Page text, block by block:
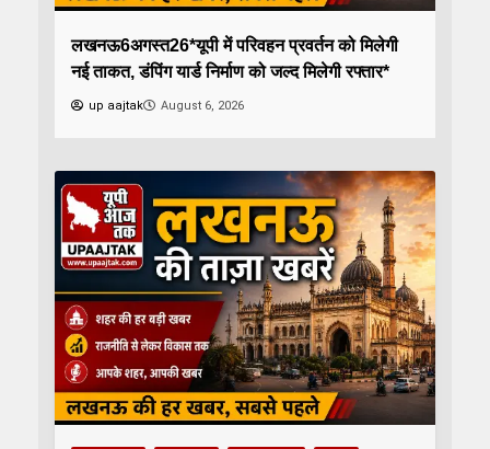
लखनऊ6अगस्त26*यूपी में परिवहन प्रवर्तन को मिलेगी
नई ताकत, डंपिंग यार्ड निर्माण को जल्द मिलेगी रफ्तार*
up aajtak August 6, 2026